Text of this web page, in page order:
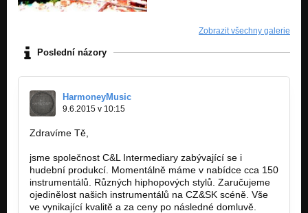
Zobrazit všechny galerie
Poslední názory
HarmoneyMusic
9.6.2015 v 10:15
Zdravíme Tě,
jsme společnost C&L Intermediary zabývající se i
hudební produkcí. Momentálně máme v nabídce cca 150
instrumentálů. Různých hiphopových stylů. Zaručujeme
ojedinělost našich instrumentálů na CZ&SK scéně. Vše
ve vynikající kvalitě a za ceny po následné domluvě.